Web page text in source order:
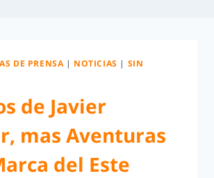
DE PRENSA | NOTICIAS | SIN
de Javier
mas Aventuras
del Este